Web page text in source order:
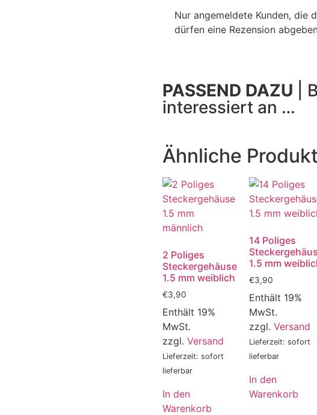
Nur angemeldete Kunden, die
dürfen eine Rezension
PASSEND DAZU |
interessiert an …
Ähnliche
2 Poliges
Steckergehäuse
1.5 mm weiblich
€3,90
Enthält 19%
MwSt.
zzgl. Versand
Lieferzeit: sofort
lieferbar
In den
Warenkorb
14 Poliges
1.5 mm
€3,90
Enthält 19%
MwSt.
zzgl. Versand
Lieferzeit: sofort
lieferbar
In den
Warenkorb